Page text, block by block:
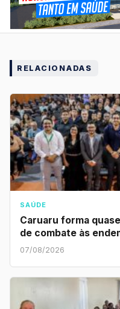
RELACIONADAS
SAÚDE
Caruaru forma
de combate às
07/08/2026